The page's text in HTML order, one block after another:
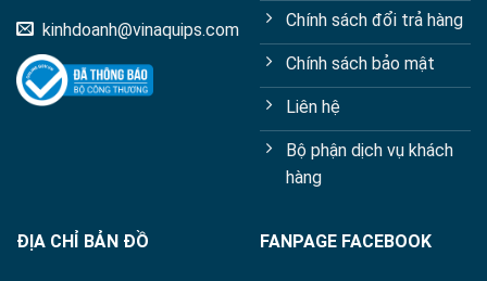
kinhdoanh@vinaquips.com
Chính sách đổi trả hàng
Chính sách bảo mật
Liên hệ
Bộ phận dịch vụ khách
hàng
ĐỊA CHỈ BẢN ĐỒ FANPAGE FACEBOOK